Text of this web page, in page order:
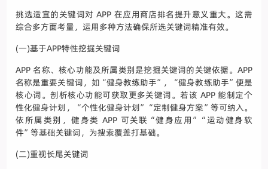
挑选适宜的关键词对 APP 在应用商店排名提升意义重大。这需
综合多方面考量，运用多种方法确保所选关键词精准有效。
(一)基于APP特性挖掘关键词
APP 名称、核心功能及所属类别是挖掘关键词的关键依据。APP
名称是重要关键词，如“健身教练助手”，“健身教练助手”便是
核心词。剖析核心功能可获取更多关键词。若该 APP 能制定个
性化健身计划，“个性化健身计划”“定制健身方案”等可纳入。
依所属类别，健身类 APP 可关联“健身应用”“运动健身软
件”等基础关键词，为搜索覆盖打基础。
(二)重视长尾关键词